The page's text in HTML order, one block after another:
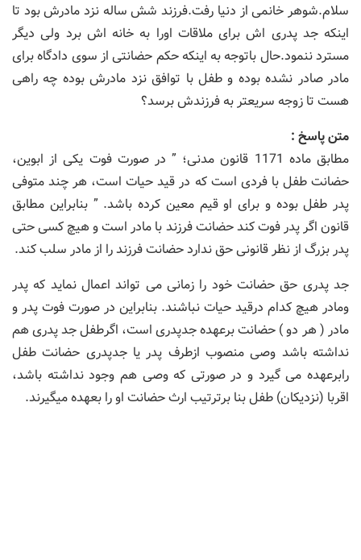
سلام.شوهر خانمی از دنیا رفت.فرزند شش ساله نزد مادرش بود تا
اینکه جد پدری اش برای ملاقات اورا به خانه اش برد ولی دیگر
مسترد ننمود.حال باتوجه به اینکه حکم حضانتی از سوی دادگاه برای
مادر صادر نشده بوده و طفل با توافق نزد مادرش بوده چه راهی
هست تا زوجه سریعتر به فرزندش برسد؟
متن پاسخ :
مطابق ماده 1171 قانون مدنی؛ ” در صورت فوت یکی از ابوین،
حضانت طفل با فردی است که در قید حیات است، هر چند متوفی
پدر طفل بوده و برای او قیم معین کرده باشد. ” بنابراین مطابق
قانون اگر پدر فوت کند حضانت فرزند با مادر است و هیچ کسی حتی
پدر بزرگ از نظر قانونی حق ندارد حضانت فرزند را از مادر سلب کند.
جد پدری حق حضانت خود را زمانی می تواند اعمال نماید كه پدر
ومادر هیچ كدام درقید حیات نباشند. بنابراین در صورت فوت پدر و
مادر ( هر دو ) حضانت برعهده جدپدری است، اگرطفل جد پدری هم
نداشته باشد وصی منصوب ازطرف پدر یا جدپدری حضانت طفل
رابرعهده می گیرد و در صورتی كه وصی هم وجود نداشته باشد،
اقربا (نزدیكان) طفل بنا برترتیب ارث حضانت او را بعهده میگیرند.